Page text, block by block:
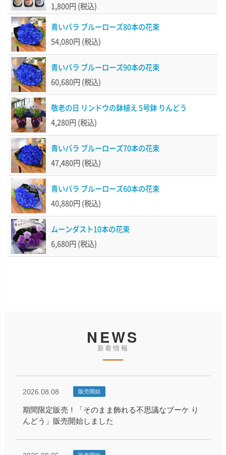
1,800円 (税込)
青いバラ ブルーローズ80本の花束
54,080円 (税込)
青いバラ ブルーローズ90本の花束
60,680円 (税込)
敬老の日 リンドウの鉢植え 5号鉢 りんどう
4,280円 (税込)
青いバラ ブルーローズ70本の花束
47,480円 (税込)
青いバラ ブルーローズ60本の花束
40,880円 (税込)
ムーンダスト10本の花束
6,680円 (税込)